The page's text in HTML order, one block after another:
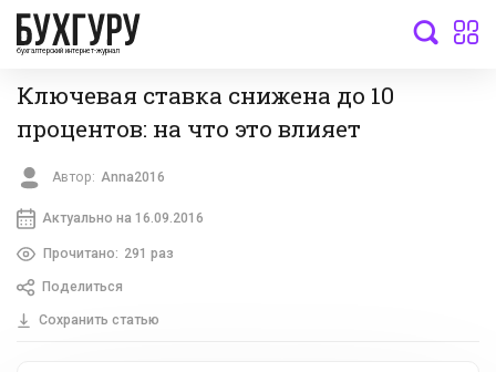
бухгалтерский интернет-журнал
Ключевая ставка снижена до 10
процентов: на что это влияет
Автор: Anna2016
Актуально на 16.09.2016
Прочитано: 291 раз
Поделиться
Сохранить статью